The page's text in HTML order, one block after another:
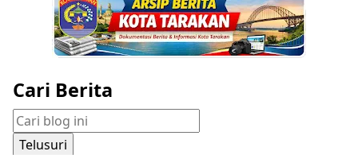
Cari Berita